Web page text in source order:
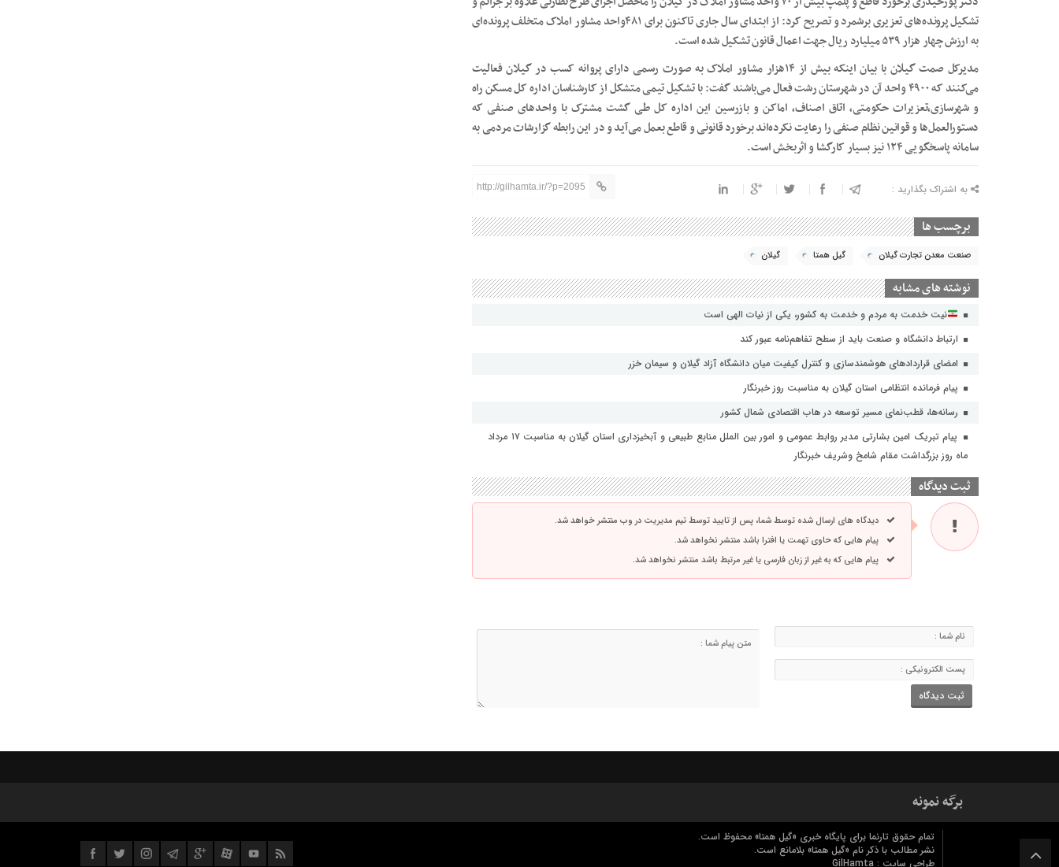
تشکیل پرونده‌های تعزیری برشمرد و تصریح کرد: از ابتدای سال جاری تاکنون برای ۴۸۱واحد مشاور املاک متخلف پرونده‌ای
به ارزش چهار هزار ۵۳۹ میلیارد ریال جهت اعمال قانون تشکیل شده است.
مدیرکل صمت گیلان با بیان اینکه بیش از ۱۴هزار مشاور املاک به صورت رسمی دارای پروانه کسب در گیلان فعالیت
می‌کنند که ۴۹۰۰ واحد آن در شهرستان رشت فعال می‌باشند گفت: با تشکیل تیمی متشکل از کارشناسان اداره کل مسکن راه
و شهرسازی،تعزیرات حکومتی، اتاق اصناف، اماکن و بازرسین این اداره کل طی گشت مشترک با واحدهای صنفی که
دستورالعمل‌ها و قوانین نظام صنفی را رعایت نکرده‌اند برخورد قانونی و قاطع بعمل می‌آید و در این رابطه گزارشات مردمی به
سامانه پاسخگویی ۱۲۴ نیز بسیار کارگشا و اثربخش است.
به اشتراک بگذارید : http://gilhamta.ir/?p=2095
برچسب ها
صنعت معدن تجارت گیلان گیل همتا گیلان
نوشته های مشابه
نیت خدمت به مردم و خدمت به کشور، یکی از نیات الهی است
ارتباط دانشگاه و صنعت باید از سطح تفاهم‌نامه عبور کند
امضای قراردادهای هوشمندسازی و کنترل کیفیت میان دانشگاه آزاد گیلان و سیمان خزر
پیام فرمانده انتظامی استان گیلان به مناسبت روز خبرنگار
رسانه‌ها، قطب‌نمای مسیر توسعه در هاب اقتصادی شمال كشور
پیام تبریک امین بشارتی مدیر روابط عمومی و امور بین الملل منابع طبیعی و آبخیزداری استان گیلان به مناسبت ۱۷ مرداد
ماه روز بزرگداشت مقام شامخ وشریف خبرنگار
ثبت دیدگاه
دیدگاه های ارسال شده توسط شما، پس از تایید توسط تیم مدیریت در وب منتشر خواهد شد.
پیام هایی که حاوی تهمت یا افترا باشد منتشر نخواهد شد.
پیام هایی که به غیر از زبان فارسی یا غیر مرتبط باشد منتشر نخواهد شد.
برگه نمونه
تمام حقوق تارنما برای پایگاه خبری «گیل همتا» محفوظ است.
نشر مطالب با ذکر نام «گیل همتا» بلامانع است.
طراحی سایت :